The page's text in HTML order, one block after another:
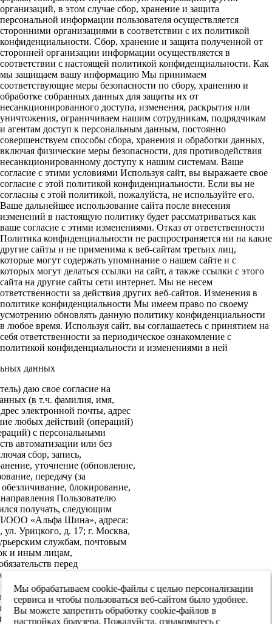
организаций, в этом случае сбор, хранение и защита
персональной информации пользователя осуществляется
сторонними организациями в соответствии с их политикой
конфиденциальности. Сбор, хранение и защита полученной от
сторонней организации информации осуществляется в
соответствии с настоящей политикой конфиденциальности. Как
мы защищаем вашу информацию Мы принимаем
соответствующие меры безопасности по сбору, хранению и
обработке собранных данных для защиты их от
несанкционированного доступа, изменения, раскрытия или
уничтожения, ограничиваем нашим сотрудникам, подрядчикам
и агентам доступ к персональным данным, постоянно
совершенствуем способы сбора, хранения и обработки данных,
включая физические меры безопасности, для противодействия
несанкционированному доступу к нашим системам. Ваше
согласие с этими условиями Используя сайт, вы выражаете свое
согласие с этой политикой конфиденциальности. Если вы не
согласны с этой политикой, пожалуйста, не используйте его.
Ваше дальнейшее использование сайта после внесения
изменений в настоящую политику будет рассматриваться как
ваше согласие с этими изменениями. Отказ от ответственности
Политика конфиденциальности не распространяется ни на какие
другие сайты и не применима к веб-сайтам третьих лиц,
которые могут содержать упоминание о нашем сайте и с
которых могут делаться ссылки на сайт, а также ссылки с этого
сайта на другие сайты сети интернет. Мы не несем
ответственности за действия других веб-сайтов. Изменения в
политике конфиденциальности Мы имеем право по своему
усмотрению обновлять данную политику конфиденциальности
в любое время. Используя сайт, вы соглашаетесь с принятием на
себя ответственности за периодическое ознакомление с
политикой конфиденциальности и изменениями в ней
данных
даю свое согласие на
(в т.ч. фамилия, имя,
электронной почты, адрес
любых действий (операций)
с персональными
автоматизации или без
сбор, запись,
уточнение (обновление,
передачу (за
блокирование,
Пользователю
получать, следующим
ООО «Альфа Шина», адреса:
Урицкого, д. 17; г. Москва,
службам, почтовым
и иным лицам,
перед
на передачу в
информационной
данных третьим
реализации целей,
Настоящее согласие
Мы обрабатываем cookie-файлы с целью персонализации
сервиса и чтобы пользоваться веб-сайтом было удобнее.
Вы можете запретить обработку cookie-файлов в
настройках браузера. Пожалуйста, ознакомьтесь с